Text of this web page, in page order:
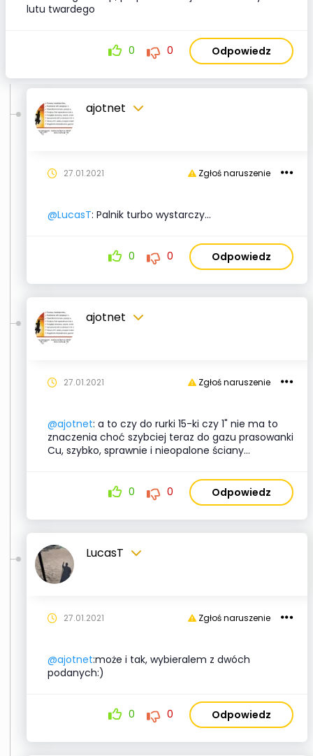
lutu twardego
0 0 Odpowiedz
ajotnet
Zgłoś naruszenie
27.01.2021
@LucasT: Palnik turbo wystarczy...
0 0 Odpowiedz
ajotnet
Zgłoś naruszenie
27.01.2021
@ajotnet: a to czy do rurki 15-ki czy 1" nie ma to
znaczenia choć szybciej teraz do gazu prasowanki
Cu, szybko, sprawnie i nieopalone ściany...
0 0 Odpowiedz
LucasT
Zgłoś naruszenie
27.01.2021
@ajotnet:może i tak, wybieralem z dwóch
podanych:)
0 0 Odpowiedz